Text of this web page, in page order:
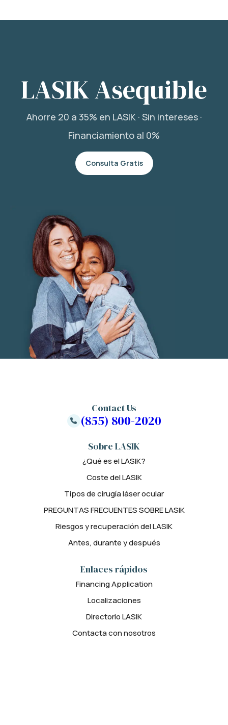
LASIK Asequible
Ahorre 20 a 35% en LASIK · Sin intereses ·
Financiamiento al 0%
Consulta Gratis
Sobre LASIK
¿Qué es el LASIK?
Coste del LASIK
Tipos de cirugía láser ocular
PREGUNTAS FRECUENTES SOBRE LASIK
Riesgos y recuperación del LASIK
Antes, durante y después
Enlaces rápidos
Financing Application
Localizaciones
Directorio LASIK
Contacta con nosotros
Contact Us
(855) 800-2020